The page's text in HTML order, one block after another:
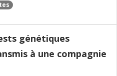
génétiques
à une compagnie